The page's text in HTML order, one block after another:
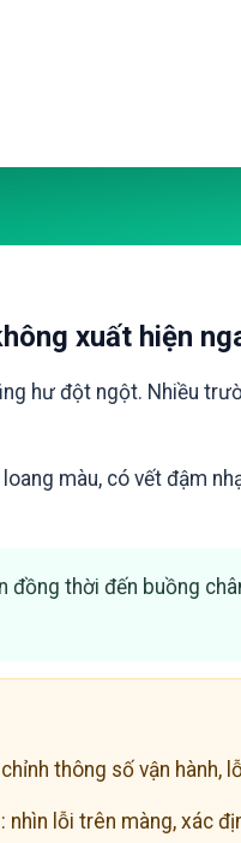
xuất hiện
hư đột ngột. Nhiều
màu, có vết đậm
thời đến buồng
thông số vận hành,
lỗi trên màng, xác